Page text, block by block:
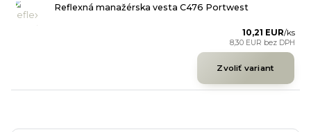
Reflexná manažérska vesta C476 Portwest
10,21 EUR/ks
8,30 EUR bez DPH
Zvoliť variant